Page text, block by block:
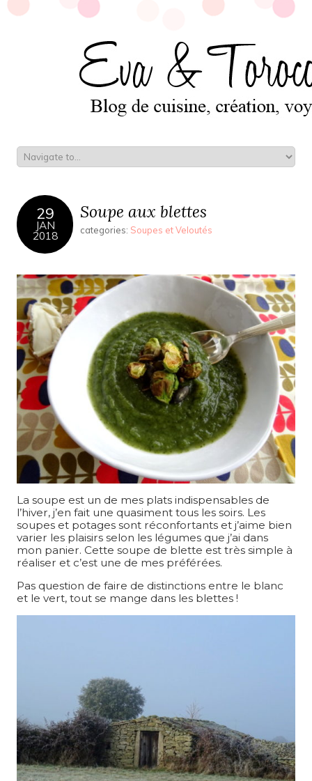
29
JAN
2018
Soupe aux blettes
categories: Soupes et Veloutés
La soupe est un de mes plats indispensables de
l’hiver, j’en fait une quasiment tous les soirs. Les
soupes et potages sont réconfortants et j’aime bien
varier les plaisirs selon les légumes que j’ai dans
mon panier. Cette soupe de blette est très simple à
réaliser et c’est une de mes préférées.
Pas question de faire de distinctions entre le blanc
et le vert, tout se mange dans les blettes !